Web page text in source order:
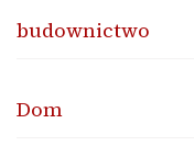
budownictwo
Dom